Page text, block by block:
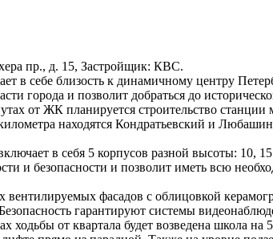
пр., д. 15, Застройщик: КВС.
в себе близость к динамичному центру
города и позволит добраться до
от ЖК планируется строительство станции
находятся Кондратьевский и
в себя 5 корпусов разной высоты: 10,
и безопасности и позволит иметь всю
вентилируемых фасадов с облицовкой
гарантируют системы
от квартала будет возведена школа на